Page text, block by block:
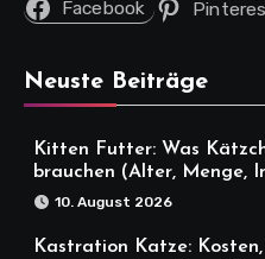
Facebook
Neuste Beiträge
Kitten Futter: Was
brauchen (Alter, Menge,
10. August 2026
Kastration Katze: